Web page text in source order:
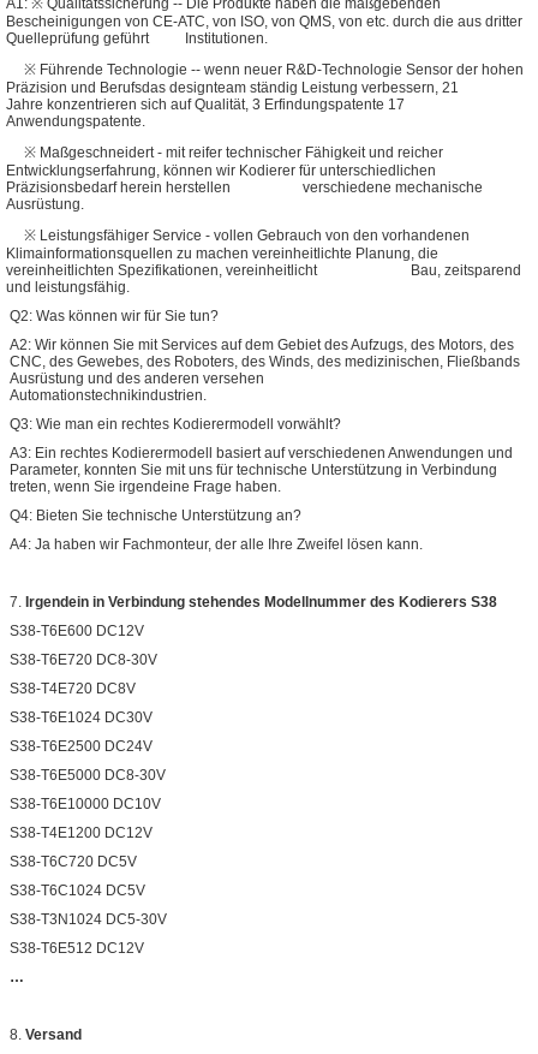
A1: ※ Qualitätssicherung -- Die Produkte haben die maßgebenden
Bescheinigungen von CE-ATC, von ISO, von QMS, von etc. durch die aus dritter
Quelleprüfung geführt Institutionen.
※ Führende Technologie -- wenn neuer R&D-Technologie Sensor der hohen
Präzision und Berufsdas designteam ständig Leistung verbessern, 21
Jahre konzentrieren sich auf Qualität, 3 Erfindungspatente 17
Anwendungspatente.
※ Maßgeschneidert - mit reifer technischer Fähigkeit und reicher
Entwicklungserfahrung, können wir Kodierer für unterschiedlichen
Präzisionsbedarf herein herstellen verschiedene mechanische
Ausrüstung.
※ Leistungsfähiger Service - vollen Gebrauch von den vorhandenen
Klimainformationsquellen zu machen vereinheitlichte Planung, die
vereinheitlichten Spezifikationen, vereinheitlicht Bau, zeitsparend
und leistungsfähig.
Q2: Was können wir für Sie tun?
A2: Wir können Sie mit Services auf dem Gebiet des Aufzugs, des Motors, des
CNC, des Gewebes, des Roboters, des Winds, des medizinischen, Fließbands
Ausrüstung und des anderen versehen
Automationstechnikindustrien.
Q3: Wie man ein rechtes Kodierermodell vorwählt?
A3: Ein rechtes Kodierermodell basiert auf verschiedenen Anwendungen und
Parameter, konnten Sie mit uns für technische Unterstützung in Verbindung
treten, wenn Sie irgendeine Frage haben.
Q4: Bieten Sie technische Unterstützung an?
A4: Ja haben wir Fachmonteur, der alle Ihre Zweifel lösen kann.
7. Irgendein in Verbindung stehendes Modellnummer des Kodierers S38
S38-T6E600 DC12V
S38-T6E720 DC8-30V
S38-T4E720 DC8V
S38-T6E1024 DC30V
S38-T6E2500 DC24V
S38-T6E5000 DC8-30V
S38-T6E10000 DC10V
S38-T4E1200 DC12V
S38-T6C720 DC5V
S38-T6C1024 DC5V
S38-T3N1024 DC5-30V
S38-T6E512 DC12V
…
8. Versand